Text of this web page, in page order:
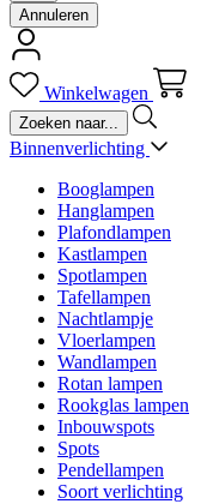
Annuleren
Winkelwagen
Binnenverlichting
Booglampen
Hanglampen
Plafondlampen
Kastlampen
Spotlampen
Tafellampen
Nachtlampje
Vloerlampen
Wandlampen
Rotan lampen
Rookglas lampen
Inbouwspots
Spots
Pendellampen
Soort verlichting